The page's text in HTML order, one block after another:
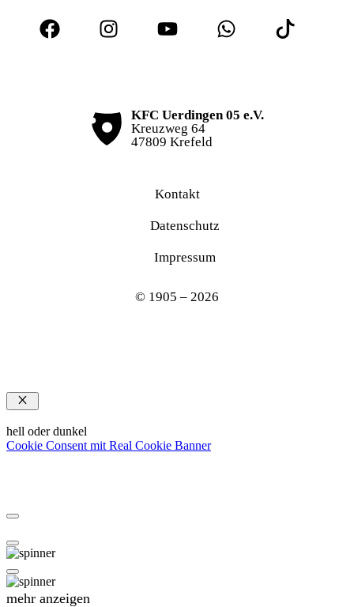
KFC Uerdingen 05 e.V.
Kreuzweg 64
47809 Krefeld
Kontakt
Datenschutz
Impressum
© 1905 – 2026
Schließen
hell oder dunkel
Cookie Consent mit Real Cookie Banner
mehr anzeigen